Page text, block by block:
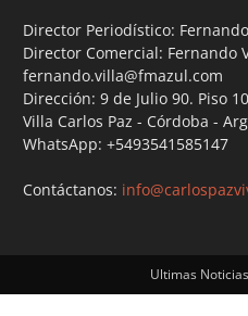
Director Periodístico:
Director Comercial: Fernando
fernando.villa@fmazul.com
Dirección: 9 de Julio 90. Piso
Villa Carlos Paz - Córdoba -
WhatsApp: +5493541585147
Contáctanos:
Ultimas Noticias